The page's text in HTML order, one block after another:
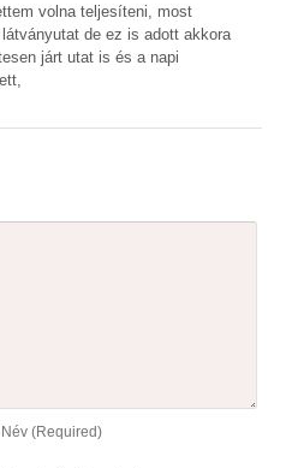
volna teljesíteni, most
de ez is adott akkora
járt utat is és a napi
Név (Required)